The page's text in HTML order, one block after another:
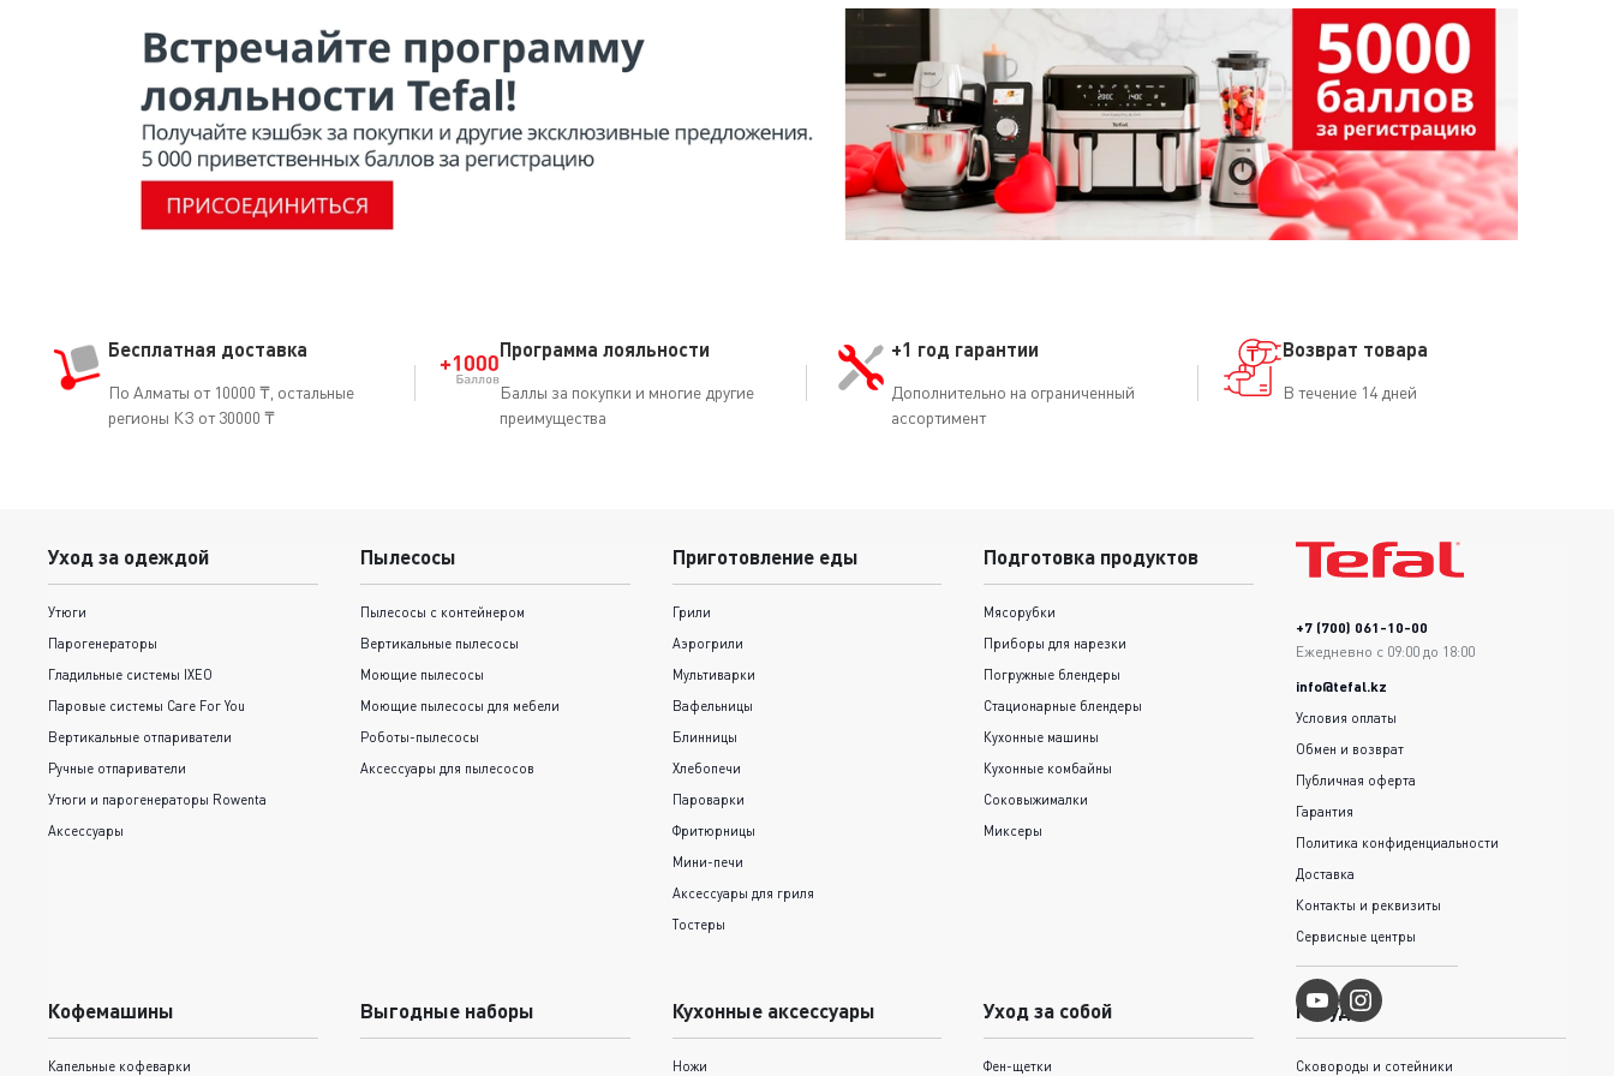
Бесплатная доставка
По Алматы от 10000 ₸, остальные
регионы КЗ от 30000 ₸
Программа лояльности
Баллы за покупки и многие другие
преимущества
+1 год гарантии
Дополнительно на ограниченный
ассортимент
Возврат товара
В течение 14 дней
Уход за одеждой
Утюги
Парогенераторы
Гладильные системы IXEO
Паровые системы Care For You
Вертикальные отпариватели
Ручные отпариватели
Утюги и парогенераторы Rowenta
Аксессуары
Пылесосы
Пылесосы с контейнером
Вертикальные пылесосы
Моющие пылесосы
Моющие пылесосы для мебели
Роботы-пылесосы
Аксессуары для пылесосов
Приготовление еды
Грили
Аэрогрили
Мультиварки
Вафельницы
Блинницы
Хлебопечи
Пароварки
Фритюрницы
Мини-печи
Аксессуары для гриля
Тостеры
Подготовка продуктов
Мясорубки
Приборы для нарезки
Погружные блендеры
Стационарные блендеры
Кухонные машины
Кухонные комбайны
Соковыжималки
Миксеры
Кофемашины
Капельные кофеварки
Выгодные наборы Кухонные аксессуары
Ножи
Уход за собой
Фен-щетки
Посуда
Сковороды и cотейники
+7 (700) 061-10-00
Ежедневно с 09:00 до 18:00
info@tefal.kz
Условия оплаты
Обмен и возврат
Публичная оферта
Гарантия
Политика конфиденциальности
Доставка
Контакты и реквизиты
Сервисные центры